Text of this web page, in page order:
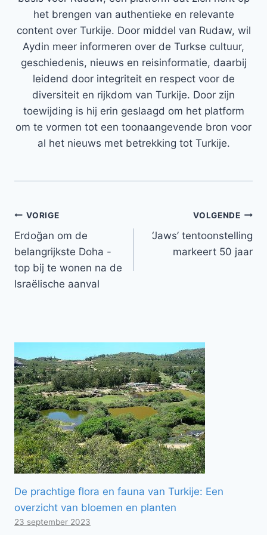
het brengen van authentieke en relevante
content over Turkije. Door middel van Rudaw, wil
Aydin meer informeren over de Turkse cultuur,
geschiedenis, nieuws en reisinformatie, daarbij
leidend door integriteit en respect voor de
diversiteit en rijkdom van Turkije. Door zijn
toewijding is hij erin geslaagd om het platform
om te vormen tot een toonaangevende bron voor
al het nieuws met betrekking tot Turkije.
Bericht
navigatie
VORIGE
Erdoğan om de
belangrijkste Doha -
top bij te wonen na de
Israëlische aanval
VOLGENDE
‘Jaws’ tentoonstelling
markeert 50 jaar
De prachtige flora en fauna van Turkije: Een
overzicht van bloemen en planten
23 september 2023